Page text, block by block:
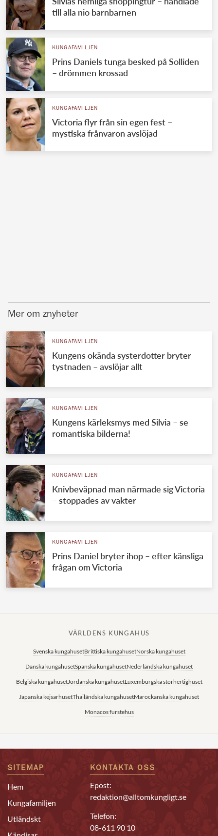
till alla nio barnbarnen
KUNGAFAMILJEN
Prins Daniels tunga besked på Solliden
– drömmen krossad
KUNGAFAMILJEN
Victoria flyr från sin egen fest –
mystiska frånvaron avslöjad
Mer om znyheter
KUNGAFAMILJEN
Kungens okända systerdotter bryter
tystnaden – avslöjar allt
KUNGAFAMILJEN
Kungens kärleksmys med Silvia – se
romantiska bilderna!
KUNGAFAMILJEN
Knivbeväpnad man närmade sig Victoria
– stoppades av vakter
KUNGAFAMILJEN
Prins Daniel bryter ihop – efter känsliga
frågan om Victoria
VÄRLDENS KUNGAHUS
Svenska kungahusetBrittiska kungahusetNorska kungahuset
Danska kungahusetSpanska kungahusetNederländska kungahuset
Belgiska kungahusetJordanska kungahusetLuxemburgska storhertighuset
Japanska kejsarhusetThailändska kungahusetMarockanska kungahuset
Monacos furstehus
SITEMAP
Hem
Kungafamiljen
Utländskt
KONTAKTA OSS
Epost:
redaktion@alltomkungligt.se
Telefon:
08-611 90 10